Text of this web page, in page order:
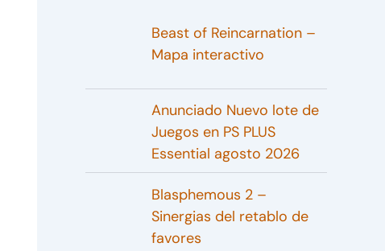
Beast of Reincarnation –
Mapa interactivo
Anunciado Nuevo lote de
Juegos en PS PLUS
Essential agosto 2026
Blasphemous 2 –
Sinergias del retablo de
favores